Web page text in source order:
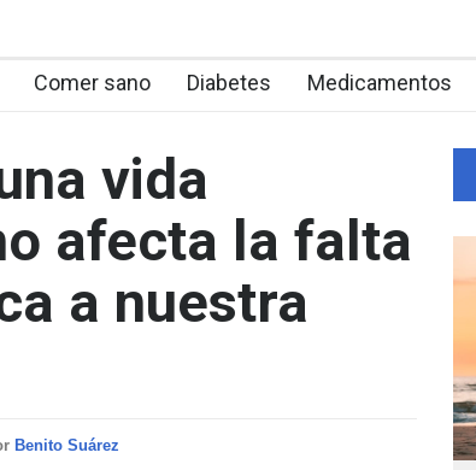
Comer sano Diabetes Medicamentos
vida
afecta la falta
a nuestra
Benito Suárez